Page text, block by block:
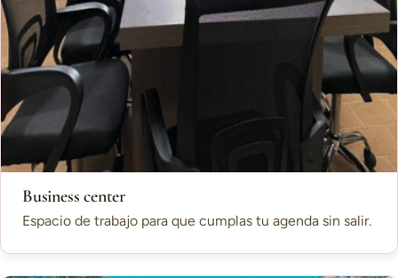
Business center
Espacio de trabajo para que cumplas tu agenda sin salir.